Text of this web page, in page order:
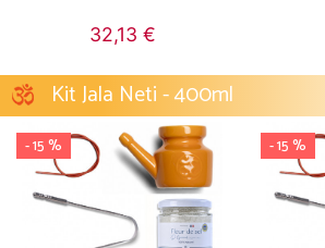
32,13 €
Kit Jala Neti - 400ml
- 15 % - 15 %